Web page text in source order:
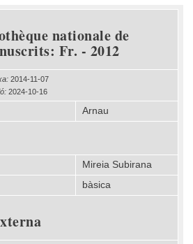
nationale de
Fr. - 2012
2014-11-07
2024-10-16
Arnau
Mireia Subirana
bàsica